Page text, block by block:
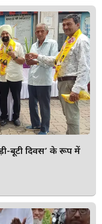
बूटी दिवस’ के रूप में